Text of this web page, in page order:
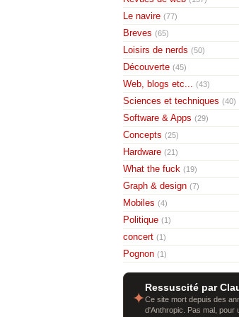
Le navire (77)
Breves (65)
Loisirs de nerds (50)
Découverte (45)
Web, blogs etc... (43)
Sciences et techniques (40)
Software & Apps (29)
Concepts (25)
Hardware (21)
What the fuck (19)
Graph & design (7)
Mobiles (4)
Politique (1)
concert (1)
Pognon (1)
✦
Ressuscité par
Ce site mort depuis des
d'Anthropic. Pas mal, pour